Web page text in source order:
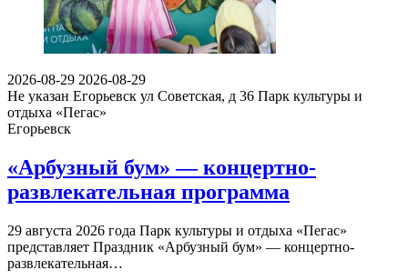
2026-08-29 2026-08-29
Не указан Егорьевск ул Советская, д 36 Парк культуры и
отдыха «Пегас»
Егорьевск
«Арбузный бум» — концертно-
развлекательная программа
29 августа 2026 года Парк культуры и отдыха «Пегас»
представляет Праздник «Арбузный бум» — концертно-
развлекательная…